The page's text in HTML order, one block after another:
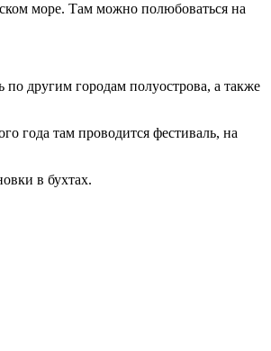
море. Там можно полюбоваться на
другим городам полуострова, а также
года там проводится фестиваль, на
в бухтах.